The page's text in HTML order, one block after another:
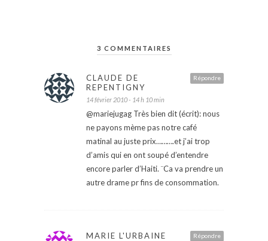
3 COMMENTAIRES
Répondre
CLAUDE DE
REPENTIGNY
14 février 2010 - 14 h 10 min
@mariejugag Très bien dit (écrit): nous
ne payons mème pas notre café
matinal au juste prix……….et j’ai trop
d’amis qui en ont soupé d’entendre
encore parler d’Haiti. ¨Ca va prendre un
autre drame pr fins de consommation.
Répondre
MARIE L'URBAINE